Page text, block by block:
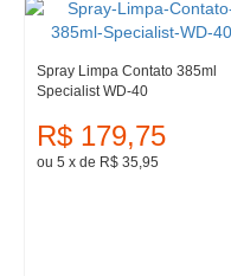
Spray Limpa Contato 385ml
Specialist WD-40
R$ 179,75
ou 5 x de R$ 35,95